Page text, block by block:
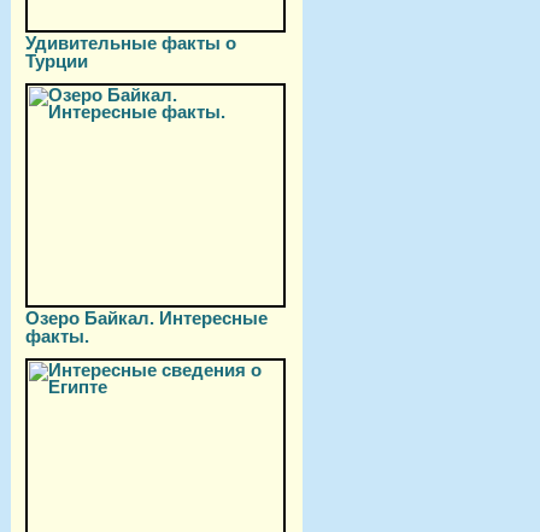
Удивительные факты о
Турции
Озеро Байкал. Интересные
факты.